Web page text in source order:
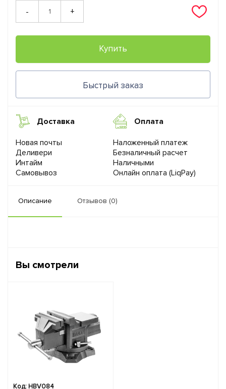
- +
Купить
Быстрый заказ
Доставка
Новая почты
Деливери
Интайм
Самовывоз
Оплата
Наложенный платеж
Безналичный расчет
Наличными
Онлайн оплата (LiqPay)
Описание Отзывов (0)
Вы смотрели
Код: HBV084